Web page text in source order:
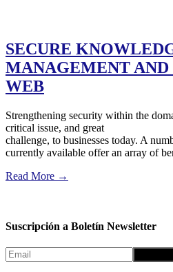
SECURE
MANAGEMENT
WEB
Strengthening security within the
critical issue, and great
challenge, to businesses today. A
currently available offer an array of
Read More →
Suscripción a Boletín Newsletter